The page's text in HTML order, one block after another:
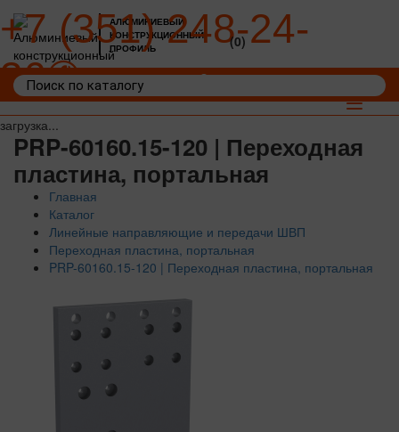
загрузка...
АЛЮМИНИЕВЫЙ
КОНСТРУКЦИОННЫЙ
ПРОФИЛЬ
+7 (351) 248-24-
36
(0)
Toggle
PRP-60160.15-120 | Переходная
пластина, портальная
Главная
Каталог
Линейные направляющие и передачи ШВП
Переходная пластина, портальная
PRP-60160.15-120 | Переходная пластина, портальная